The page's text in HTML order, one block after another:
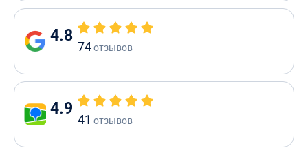
4.8
74отзывов
4.9
41 отзывов